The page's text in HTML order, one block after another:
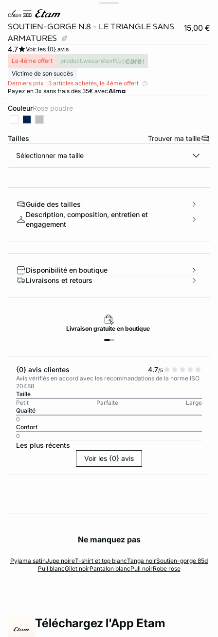
coton 360
SOUTIEN-GORGE N.8 - LE TRIANGLE SANS
ARMATURES
15,00 €
4.7
Voir les {0} avis
Le 4ème offert
product.wecaretext
Victime de son succès
Derniers prix : 3 articles achetés, le 4ème offert
Payez en 3x sans frais dès 35€ avec
Couleur rose poudre
Tailles Trouver ma taille
Sélectionner ma taille
Guide des tailles
Description, composition, entretien et
engagement
Disponibilité en boutique
Livraisons et retours
Livraisongratuiteen boutique
{0} avis clientes 4.7/5
Avis vérifiés en accord avec les recommandations de la norme ISO
20488
Taille
Petit
Parfaite
Large
Qualité
0
Confort
0
Les plus récents
Voir les {0} avis
Ne manquez pas
Pyjama satinJupe noireT-shirt et top blancTanga noirSoutien-gorge 85d
Pull blancGilet noirPantalon blancPull noirRobe rose
Téléchargez l'App Etam